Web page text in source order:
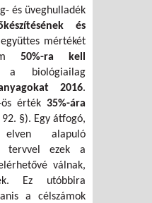
és üveghulladék
és
mértékét
50%-ra kell
biológiailag
2016.
érték 35%-ára
92. §). Egy átfogó,
alapuló
tervvel ezek a
válnak,
Ez utóbbira
a célszámok